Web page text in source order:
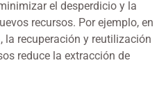
el desperdicio y la
recursos. Por ejemplo, en
la recuperación y reutilización
reduce la extracción de